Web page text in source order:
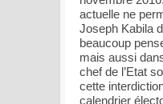
actuelle ne
Joseph Kabila
beaucoup
mais aussi
chef de l’Etat
cette
calendrier